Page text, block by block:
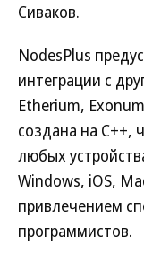
Сиваков.
NodesPlus
интеграции с
Etherium,
создана на С++,
любых
Windows, iOS,
привлечением
программистов.